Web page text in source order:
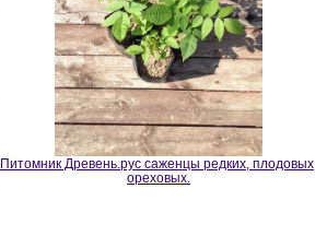
Питомник Древень.рус саженцы редких, плодовых,
ореховых.